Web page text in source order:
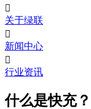

关于绿联

新闻中心

行业资讯
什么是快充